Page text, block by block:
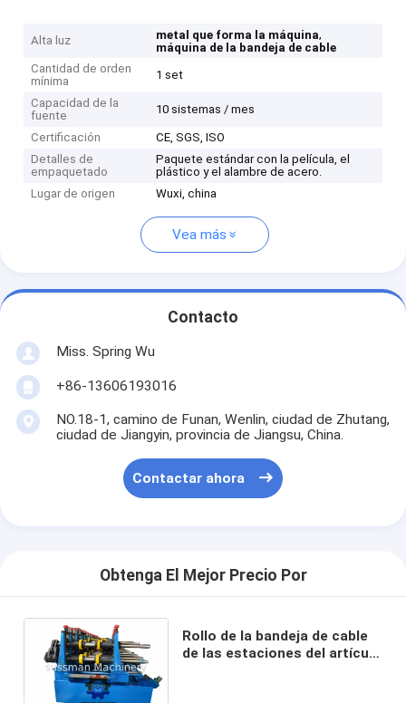
Alta luz metal que forma la máquina,
máquina de la bandeja de cable
Cantidad de orden
mínima
1 set
Capacidad de la
fuente
10 sistemas / mes
Certificación
CE, SGS, ISO
Detalles de
empaquetado
Paquete estándar con la película, el
plástico y el alambre de acero.
Lugar de origen
Wuxi, china
Vea más
Contacto
Miss. Spring Wu
+86-13606193016
NO.18-1, camino de Funan, Wenlin, ciudad de Zhutang,
ciudad de Jiangyin, provincia de Jiangsu, China.
Contactar ahora
Obtenga El Mejor Precio Por
Rollo de la bandeja de cable
de las estaciones del artículo